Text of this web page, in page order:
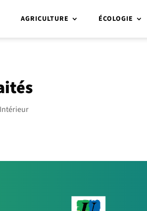
AGRICULTURE ÉCOLOGIE
Intérieur